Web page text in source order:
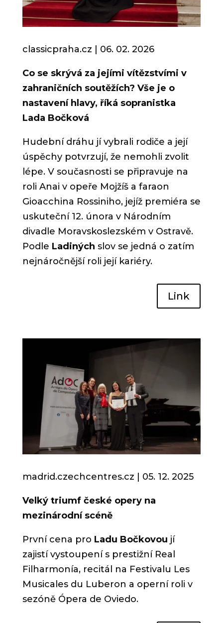
classicpraha.cz | 06. 02.2026
Co se skrývá za jejími vítězstvími v
zahraničních soutěžích? Vše je o
nastavení hlavy, říká sopranistka
Lada Bočková
Hudební dráhu jí vybrali rodiče a její
úspěchy potvrzují, že nemohli zvolit
lépe. V současnosti se připravuje na
roli Anai v opeře Mojžíš a faraon
Gioacchina Rossiniho, jejíž premiéra se
uskuteční 12. února v Národním
divadle Moravskoslezském v Ostravě.
Podle Ladiných slov se jedná o zatím
nejnáročnější roli její kariéry.
Link
madrid.czechcentres.cz | 05. 12.2025
Velký triumf české opery na
mezinárodní scéně
První cena pro Ladu Bočkovou jí
zajistí vystoupení s prestižní Real
Filharmonía, recitál na Festivalu Les
Musicales du Luberon a operní roli v
sezóně Ópera de Oviedo.